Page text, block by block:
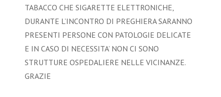
TABACCO CHE SIGARETTE ELETTRONICHE,
DURANTE L’INCONTRO DI PREGHIERA SARANNO
PRESENTI PERSONE CON PATOLOGIE DELICATE
E IN CASO DI NECESSITA’ NON CI SONO
STRUTTURE OSPEDALIERE NELLE VICINANZE.
GRAZIE